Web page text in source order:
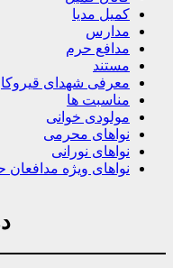
کمیل مدیا
مدارس
مدافع حرم
مستند
معرفی شهدای
مناسبت ها
مولودی خوانی
نواهای محرمی
نواهای نورانی
نواهای ویژه مدافعان